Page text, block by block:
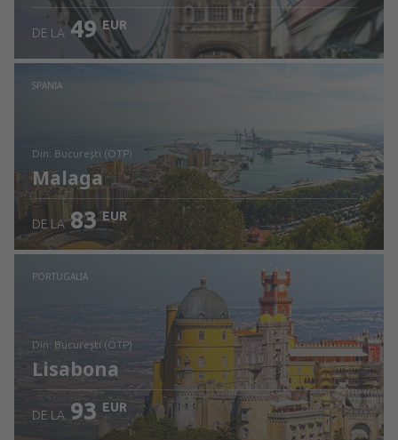
Verificați detaliile
DE LA 49 EUR
SPANIA
din: București (OTP)
Malaga
Verificați detaliile
DE LA 83 EUR
PORTUGALIA
din: București (OTP)
Lisabona
DE LA 93 EUR